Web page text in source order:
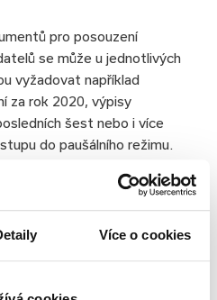
Více o cookies
pro posouzení
se může u jednotlivých
vyžadovat například
za rok 2020, výpisy
šest nebo i více
do paušálního režimu.
hypotečního a realitního